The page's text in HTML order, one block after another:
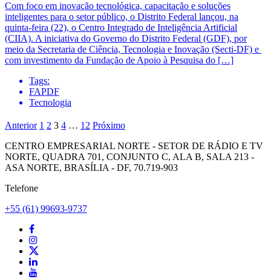
Com foco em inovação tecnológica, capacitação e soluções
inteligentes para o setor público, o Distrito Federal lançou, na
quinta-feira (22), o Centro Integrado de Inteligência Artificial
(CIIA). A iniciativa do Governo do Distrito Federal (GDF), por
meio da Secretaria de Ciência, Tecnologia e Inovação (Secti-DF) e
com investimento da Fundação de Apoio à Pesquisa do […]
Tags:
FAPDF
Tecnologia
Anterior 1 2 3 4 … 12 Próximo
CENTRO EMPRESARIAL NORTE - SETOR DE RÁDIO E TV
NORTE, QUADRA 701, CONJUNTO C, ALA B, SALA 213 -
ASA NORTE, BRASÍLIA - DF, 70.719-903
Telefone
+55 (61) 99693-9737